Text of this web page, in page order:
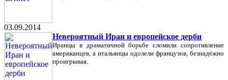
03.09.2014
Невероятный Иран и европейское дерби
Иранцы в драматичной борьбе сломили сопротивление
американцев, а итальянцы одолели французов, безнадёжно
проигрывая.